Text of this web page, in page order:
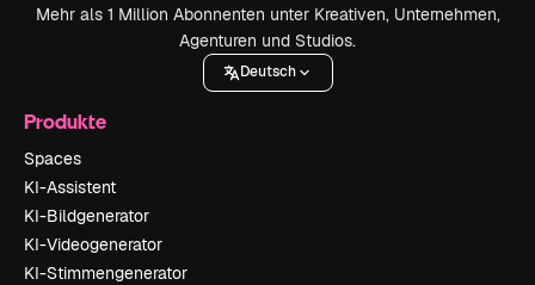
Mehr als 1 Million Abonnenten unter Kreativen, Unternehmen,
Agenturen und Studios.
Deutsch
Produkte
Spaces
KI-Assistent
KI-Bildgenerator
KI-Videogenerator
KI-Stimmengenerator